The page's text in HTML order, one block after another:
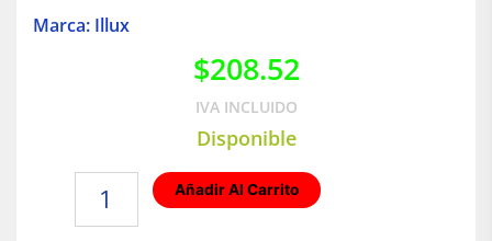
Marca: Illux
$208.52
IVA INCLUIDO
Disponible
techo/pared
Añadir Al Carrito